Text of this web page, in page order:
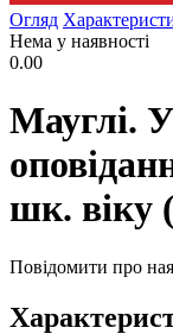
Огляд
Нема у наявності
0.00
Мауглі.
шк. віку
Повідомити про